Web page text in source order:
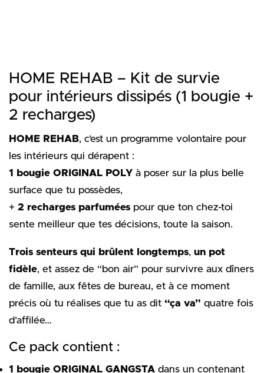
HOME REHAB – Kit de survie
pour intérieurs dissipés (1 bougie +
2 recharges)
HOME REHAB, c’est un programme volontaire pour
les intérieurs qui dérapent :
1 bougie ORIGINAL POLY à poser sur la plus belle
surface que tu possèdes,
+ 2 recharges parfumées pour que ton chez-toi
sente meilleur que tes décisions, toute la saison.
Trois senteurs qui brûlent longtemps, un pot
fidèle, et assez de “bon air” pour survivre aux dîners
de famille, aux fêtes de bureau, et à ce moment
précis où tu réalises que tu as dit “ça va” quatre fois
d’affilée…
Ce pack contient :
1 bougie ORIGINAL GANGSTA dans un contenant